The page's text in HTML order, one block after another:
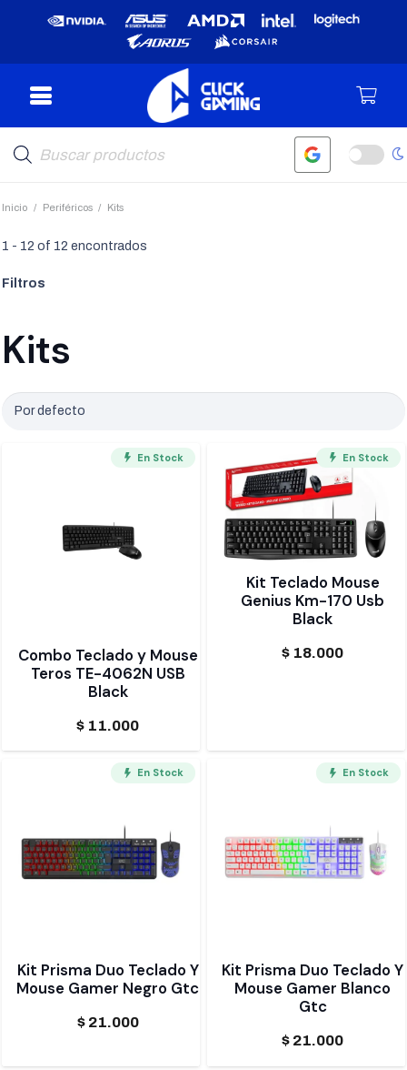
de
productos
Inicio / Periféricos / Kits
1 - 12 of 12 encontrados
Filtros
Kits
En Stock
Combo Teclado y Mouse
Teros TE-4062N USB
Black
$ 11.000
En Stock
Kit Teclado Mouse
Genius Km-170 Usb
Black
$ 18.000
En Stock
Kit Prisma Duo Teclado Y
Mouse Gamer Negro Gtc
$21.000
En Stock
Kit Prisma Duo Teclado Y
Mouse Gamer Blanco
Gtc
$ 21.000